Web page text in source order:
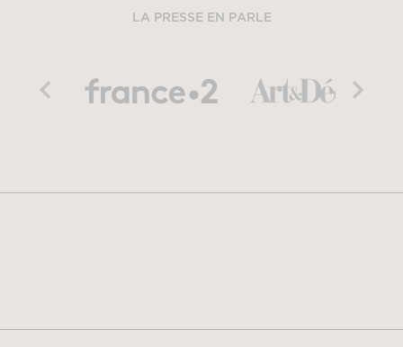
LA PRESSE EN PARLE